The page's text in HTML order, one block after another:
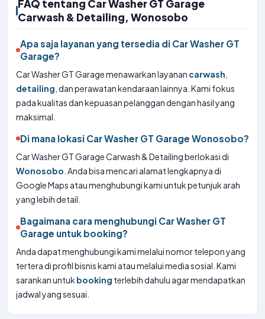
FAQ tentang Car Washer GT Garage
Carwash & Detailing, Wonosobo
Apa saja layanan yang tersedia di Car Washer GT
Garage?
Car Washer GT Garage menawarkan layanan carwash
detailing , dan perawatan kendaraan lainnya. Kami fokus
pada kualitas dan kepuasan pelanggan dengan hasil yang
maksimal.
Di mana lokasi Car Washer GT Garage Wonosobo?
Car Washer GT Garage Carwash & Detailing berlokasi di
Wonosobo . Anda bisa mencari alamat lengkapnya di
Google Maps atau menghubungi kami untuk petunjuk arah
yang lebih detail.
Bagaimana cara menghubungi Car Washer GT
Garage untuk booking?
Anda dapat menghubungi kami melalui nomor telepon yang
tertera di profil bisnis kami atau melalui media sosial. Kami
sarankan untuk booking terlebih dahulu agar mendapatkan
jadwal yang sesuai.